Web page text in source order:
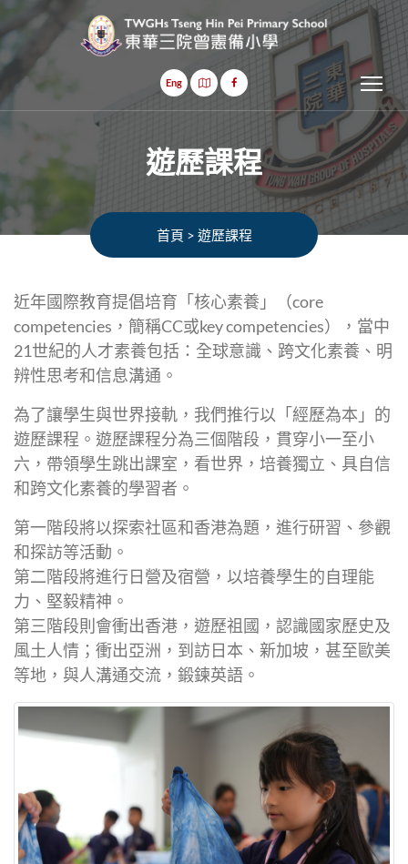
Eng
遊歷課程
首頁 > 遊歷課程
近年國際教育提倡培育「核心素養」（core
competencies，簡稱CC或key competencies），當中
21世紀的人才素養包括：全球意識、跨文化素養、明
辨性思考和信息溝通。
為了讓學生與世界接軌，我們推行以「經歷為本」的
遊歷課程。遊歷課程分為三個階段，貫穿小一至小
六，帶領學生跳出課室，看世界，培養獨立、具自信
和跨文化素養的學習者。
第一階段將以探索社區和香港為題，進行研習、參觀
和探訪等活動。
第二階段將進行日營及宿營，以培養學生的自理能
力、堅毅精神。
第三階段則會衝出香港，遊歷祖國，認識國家歷史及
風土人情；衝出亞洲，到訪日本、新加坡，甚至歐美
等地，與人溝通交流，鍛鍊英語。